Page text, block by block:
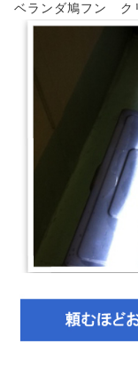
ベランダ鳩フン ク